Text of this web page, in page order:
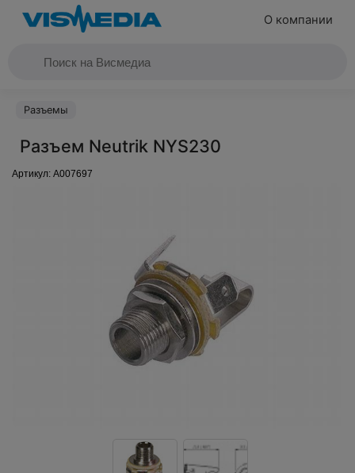
О компании
Разъемы
Разъем Neutrik NYS230
Артикул: A007697